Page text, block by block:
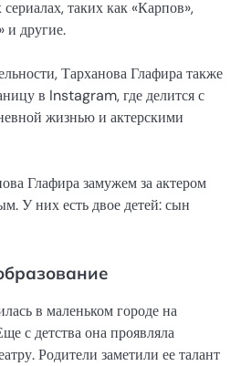
таких как «Карпов»,
и другие.
Тарханова Глафира также
в Instagram, где делится с
жизнью и актерскими
Глафира замужем за актером
У них есть двое детей: сын
в маленьком городе на
с детства она проявляла
Родители заметили ее талант